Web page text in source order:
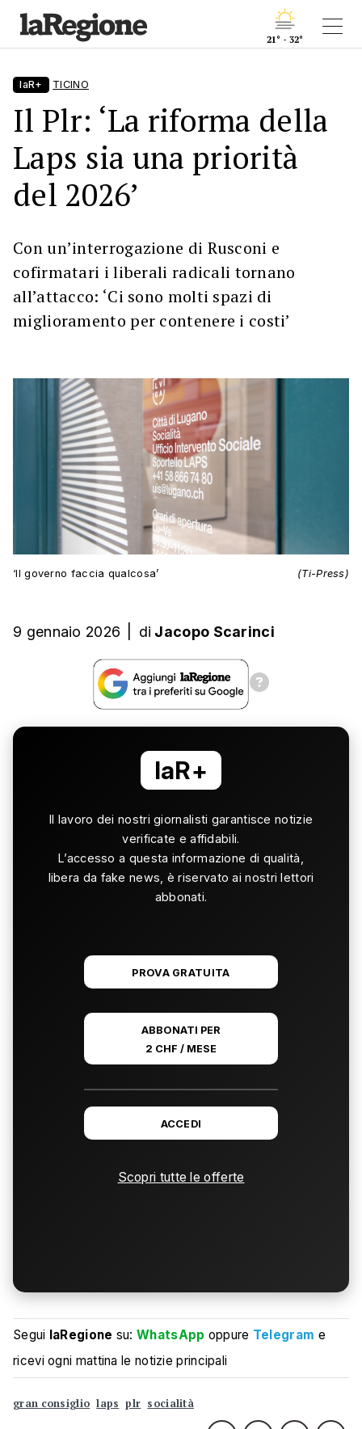
21° - 32°
laR+ TICINO
Il Plr: ‘La riforma della
Laps sia una priorità
del 2026’
Con un’interrogazione di Rusconi e
cofirmatari i liberali radicali tornano
all’attacco: ‘Ci sono molti spazi di
miglioramento per contenere i costi’
‘Il governo faccia qualcosa’ (Ti-Press)
9 gennaio 2026 di Jacopo Scarinci
laR+
Il lavoro dei nostri giornalisti garantisce notizie
verificate e affidabili.
L’accesso a questa informazione di qualità,
libera da fake news, è riservato ai nostri lettori
abbonati.
PROVA GRATUITA
ABBONATI PER
2 CHF / MESE
ACCEDI
Scopri tutte le offerte
Segui laRegione su:WhatsApp oppure Telegram e
ricevi ogni mattina le notizie principali
gran consiglio laps plr socialità